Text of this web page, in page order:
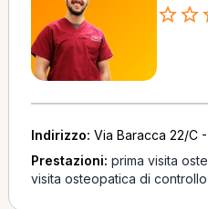
Indirizzo: Via Baracca 22/C
Prestazioni: prima visita
visita osteopatica di controllo